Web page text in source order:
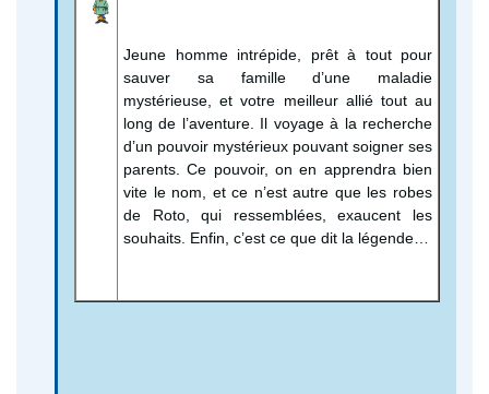
Jeune homme intrépide, prêt à tout pour
sauver sa famille d’une maladie
mystérieuse, et votre meilleur allié tout au
long de l’aventure. Il voyage à la recherche
d’un pouvoir mystérieux pouvant soigner ses
parents. Ce pouvoir, on en apprendra bien
vite le nom, et ce n’est autre que les robes
de Roto, qui ressemblées, exaucent les
souhaits. Enfin, c’est ce que dit la légende…